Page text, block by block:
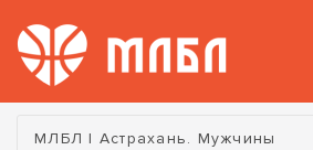
Турнир:
МЛБЛ | Астрахань. Мужчины